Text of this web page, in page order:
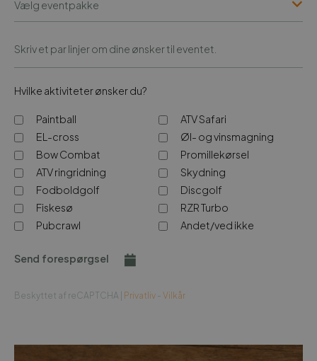
Hvilke aktiviteter ønsker du?
Paintball
ATV Safari
EL-cross
Øl- og vinsmagning
Bow Combat
Promillekørsel
ATV ringridning
Skydning
Fodboldgolf
Discgolf
Fiskesø
RZR Turbo
Pubcrawl
Andet/ved ikke
Send forespørgsel
Beskyttet af reCAPTCHA | Privatliv - Vilkår